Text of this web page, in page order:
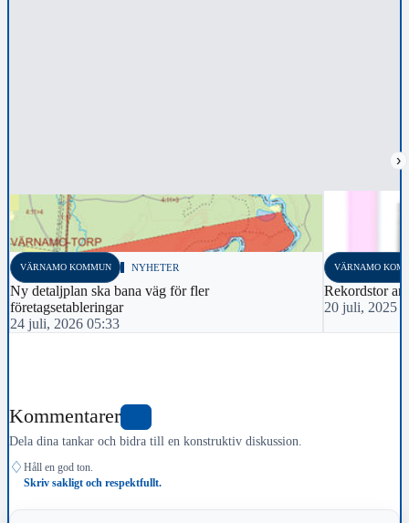
›
VÄRNAMO KOMMUN NYHETER
Ny detaljplan ska bana väg för fler
företagsetableringar
24 juli, 2026 05:33
VÄRNAMO
Rekordstor
20 juli, 2025
Kommentarer
Dela dina tankar och bidra till en konstruktiv diskussion.
♢ Håll en god ton.
Skriv sakligt och respektfullt.